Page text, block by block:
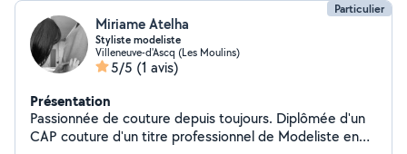
Particulier
Miriame Atelha
Styliste modeliste
Villeneuve-d'Ascq (Les Moulins)
5/5 (1 avis)
Présentation
Passionnée de couture depuis toujours. Diplômée d'un
CAP couture d'un titre professionnel de Modeliste en